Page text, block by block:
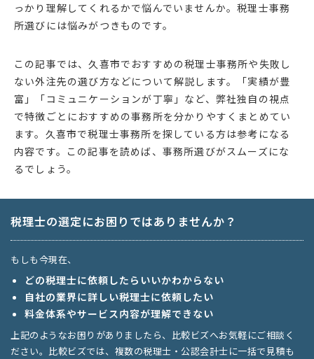
っかり理解してくれるかで悩んでいませんか。税理士事務
所選びには悩みがつきものです。
この記事では、久喜市でおすすめの税理士事務所や失敗し
ない外注先の選び方などについて解説します。「実績が豊
富」「コミュニケーションが丁寧」など、弊社独自の視点
で特徴ごとにおすすめの事務所を分かりやすくまとめてい
ます。久喜市で税理士事務所を探している方は参考になる
内容です。この記事を読めば、事務所選びがスムーズにな
るでしょう。
税理士の選定にお困りではありませんか？
もしも今現在、
どの税理士に依頼したらいいかわからない
自社の業界に詳しい税理士に依頼したい
料金体系やサービス内容が理解できない
上記のようなお困りがありましたら、比較ビズへお気軽にご相談く
ださい。比較ビズでは、複数の税理士・公認会計士に一括で見積も